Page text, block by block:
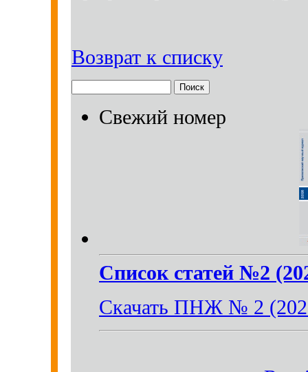
Возврат к списку
Свежий номер
Список статей №2
Скачать ПНЖ № 2